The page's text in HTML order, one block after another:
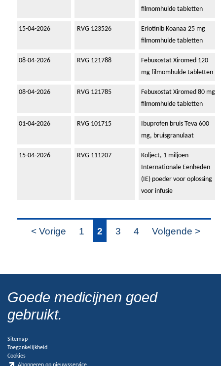
filmomhulde tabletten
15-04-2026 RVG 123526
Erlotinib Koanaa 25 mg
filmomhulde tabletten
08-04-2026 RVG 121788
Febuxostat Xiromed 120
mg filmomhulde tabletten
08-04-2026 RVG 121785
Febuxostat Xiromed 80 mg
filmomhulde tabletten
01-04-2026 RVG 101715
Ibuprofen bruis Teva 600
mg, bruisgranulaat
15-04-2026 RVG 111207
Kolject, 1 miljoen
Internationale Eenheden
(IE) poeder voor oplossing
voor infusie
< Vorige 1 2 3 4 Volgende >
Goede medicijnen goed
gebruikt.
Sitemap
Toegankelijkheid
Cookies